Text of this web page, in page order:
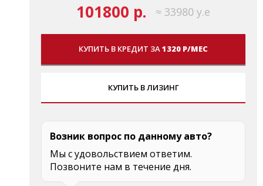
101800 р. ≈ 33980 у.е
КУПИТЬ В КРЕДИТ ЗА1320 Р/МЕС
КУПИТЬ В ЛИЗИНГ
Возник вопрос по данному авто?
Мы с удовольствием ответим.
Позвоните нам в течение дня.